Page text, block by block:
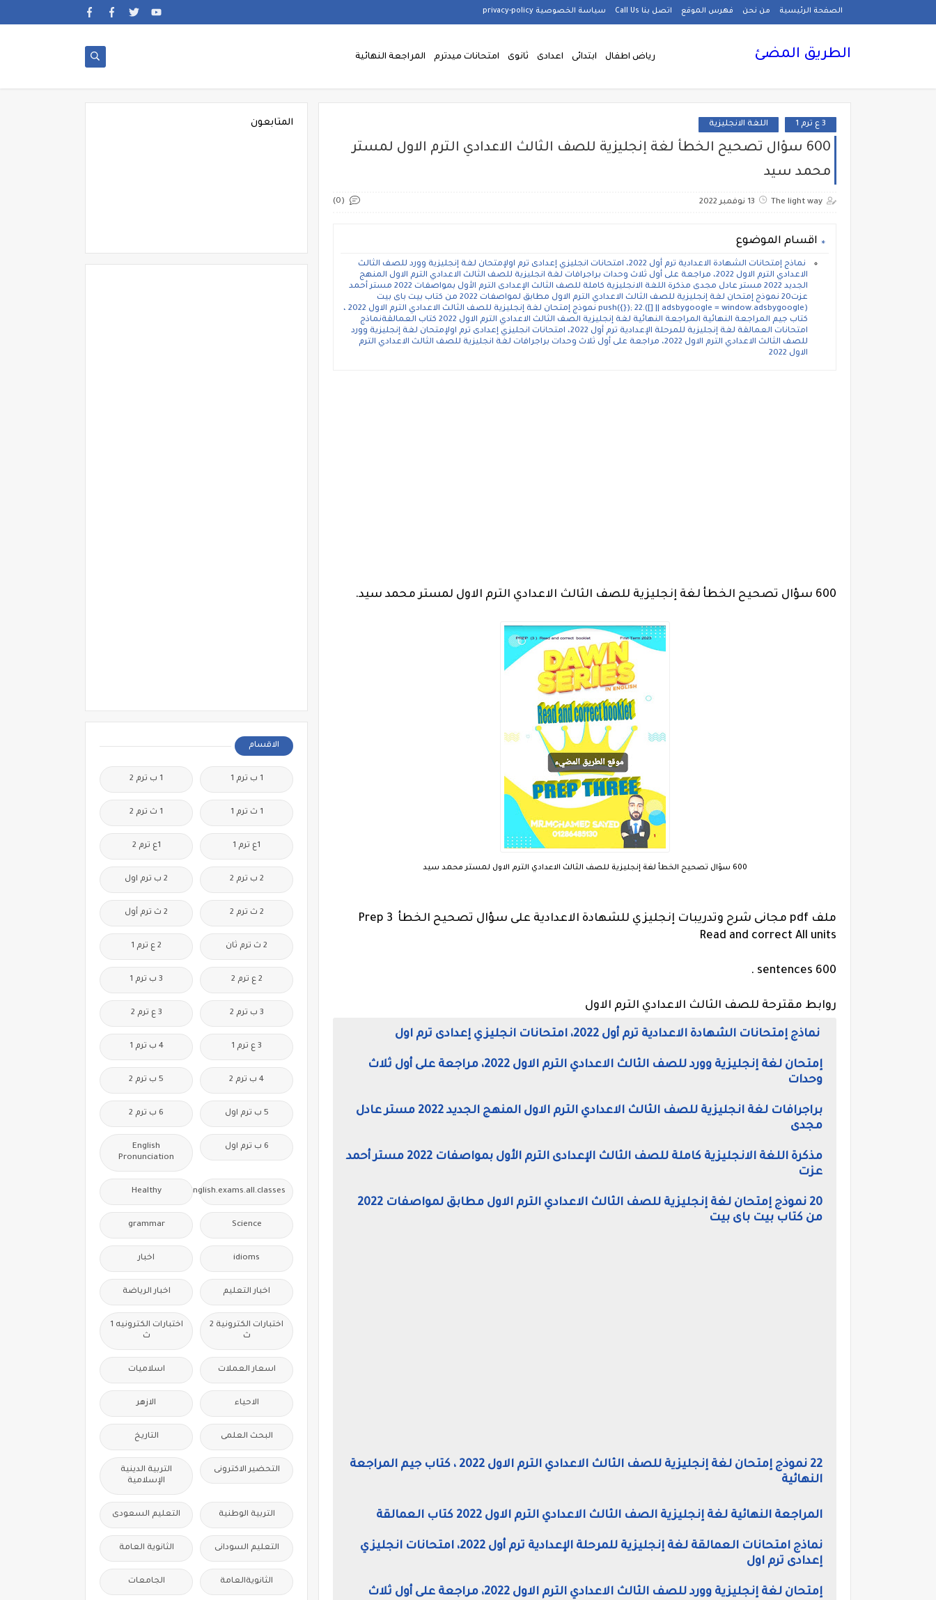
الصفحة الرئيسية من نحن فهرس الموقع اتصل بنا Call Us سياسة الخصوصية privacy-policy
الطريق المضئ رياض اطفال ابتدائى اعدادى ثانوى امتحانات ميدترم المراجعة النهائية
3 ع ترم 1 اللغة الانجليزية
600 سؤال تصحيح الخطأ لغة إنجليزية للصف الثالث الاعدادي الترم الاول لمستر
محمد سيد
The light way 13 نوفمبر 2022 (0)
اقسام الموضوع
نماذج إمتحانات الشهادة الاعدادية ترم أول 2022، امتحانات انجليزي إعدادى ترم اولإمتحان لغة إنجليزية وورد للصف الثالث
الاعدادي الترم الاول 2022، مراجعة على أول ثلاث وحدات براجرافات لغة انجليزية للصف الثالث الاعدادي الترم الاول المنهج
الجديد 2022 مستر عادل مجدى مذكرة اللغة الانجليزية كاملة للصف الثالث الإعدادى الترم الأول بمواصفات 2022 مستر أحمد
عزت20 نموذج إمتحان لغة إنجليزية للصف الثالث الاعدادي الترم الاول مطابق لمواصفات 2022 من كتاب بيت باى بيت
(adsbygoogle = window.adsbygoogle || []).push({}); 22 نموذج إمتحان لغة إنجليزية للصف الثالث الاعدادي الترم الاول 2022 ،
كتاب جيم المراجعة النهائية المراجعة النهائية لغة إنجليزية الصف الثالث الاعدادي الترم الاول 2022 كتاب العمالقةنماذج
امتحانات العمالقة لغة إنجليزية للمرحلة الإعدادية ترم أول 2022، امتحانات انجليزي إعدادى ترم اولإمتحان لغة إنجليزية وورد
للصف الثالث الاعدادي الترم الاول 2022، مراجعة على أول ثلاث وحدات براجرافات لغة انجليزية للصف الثالث الاعدادي الترم
الاول 2022
600 سؤال تصحيح الخطأ لغة إنجليزية للصف الثالث الاعدادي الترم الاول لمستر محمد سيد.
600 سؤال تصحيح الخطأ لغة إنجليزية للصف الثالث الاعدادي الترم الاول لمستر محمد سيد
ملف pdf مجانى شرح وتدريبات إنجليزي للشهادة الاعدادية على سؤال تصحيح الخطأ Prep 3
Read and correct All units
600 sentences .
روابط مقترحة للصف الثالث الاعدادي الترم الاول
نماذج إمتحانات الشهادة الاعدادية ترم أول 2022، امتحانات انجليزي إعدادى ترم اول
إمتحان لغة إنجليزية وورد للصف الثالث الاعدادي الترم الاول 2022، مراجعة على أول ثلاث
وحدات
براجرافات لغة انجليزية للصف الثالث الاعدادي الترم الاول المنهج الجديد 2022 مستر عادل
مجدى
مذكرة اللغة الانجليزية كاملة للصف الثالث الإعدادى الترم الأول بمواصفات 2022 مستر أحمد
عزت
20 نموذج إمتحان لغة إنجليزية للصف الثالث الاعدادي الترم الاول مطابق لمواصفات 2022
من كتاب بيت باى بيت
22 نموذج إمتحان لغة إنجليزية للصف الثالث الاعدادي الترم الاول 2022 ، كتاب جيم المراجعة
النهائية
المراجعة النهائية لغة إنجليزية الصف الثالث الاعدادي الترم الاول 2022 كتاب العمالقة
نماذج امتحانات العمالقة لغة إنجليزية للمرحلة الإعدادية ترم أول 2022، امتحانات انجليزي
إعدادى ترم اول
إمتحان لغة إنجليزية وورد للصف الثالث الاعدادي الترم الاول 2022، مراجعة على أول ثلاث
المتابعون
الاقسام
1 ب ترم 1 1 ب ترم 2
1 ث ترم 1 1 ث ترم 2
1ع ترم 1 1ع ترم 2
2 ب ترم 2 2 ب ترم اول
2 ث ترم 2 2 ث ترم أول
2 ث ترم ثان 2 ع ترم 1
2 ع ترم 2 3 ب ترم 1
3 ب ترم 2 3 ع ترم 2
3 ع ترم 1 4 ب ترم 1
4 ب ترم 2 5 ب ترم 2
5 ب ترم اول 6 ب ترم 2
6 ب ترم اول
English
Pronunciation
Free.English.exams.all.classes
Healthy
Science
grammar
idioms اخبار
اخبار التعليم اخبار الرياضة
اختبارات الكترونية 2
ث
اختبارات الكترونيه 1
ث
اسعار العملات اسلاميات
الاحياء الازهر
البحث العلمى التاريخ
التحضير الاكترونى
التربية الدينية
الإسلامية
التربية الوطنية التعليم السعودى
التعليم السودانى الثانوية العامة
الثانويةالعامة الجامعات